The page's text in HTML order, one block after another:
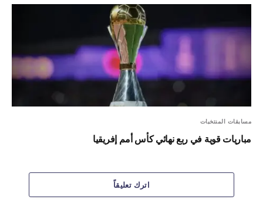
مسابقات المنتخبات
مباريات قوية في ربع نهائي كأس أمم إفريقيا
اترك تعليقاً